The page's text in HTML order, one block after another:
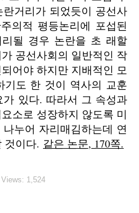
거리가 되었듯이 공선사
의적 평등논리에 포섭된
될 경우 논란을 초 래할
공선사회의 일반적인 작
어야 하지만 지배적인 모
기도 한 것이 역사의 교훈
있다. 따라서 그 속성과
소로 성장하지 않도록 미
누어 자리매김하는데 연
것이다. 같은 논문, 170쪽.
1,524